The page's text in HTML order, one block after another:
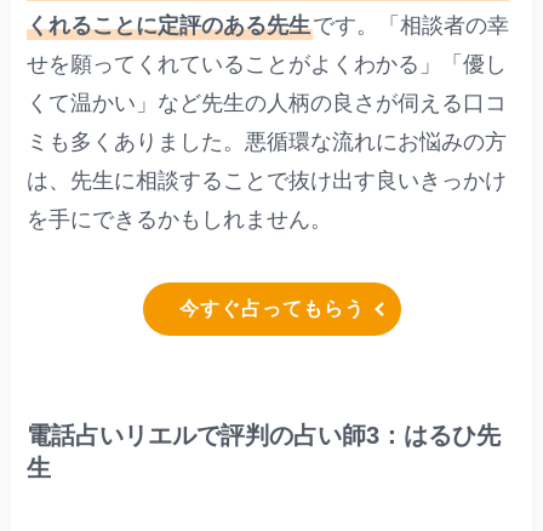
くれることに定評のある先生です。「相談者の幸
せを願ってくれていることがよくわかる」「優し
くて温かい」など先生の人柄の良さが伺える口コ
ミも多くありました。悪循環な流れにお悩みの方
は、先生に相談することで抜け出す良いきっかけ
を手にできるかもしれません。
今すぐ占ってもらう
電話占いリエルで評判の占い師3：はるひ先
生